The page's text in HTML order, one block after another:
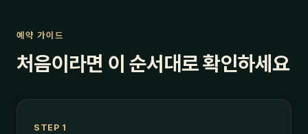
예약 가이드
처음이라면 이 순서대로 확인하세요
STEP 1